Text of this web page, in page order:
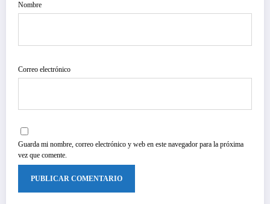
Nombre
Correo electrónico
Guarda mi nombre, correo electrónico y web en este navegador para la próxima
vez que comente.